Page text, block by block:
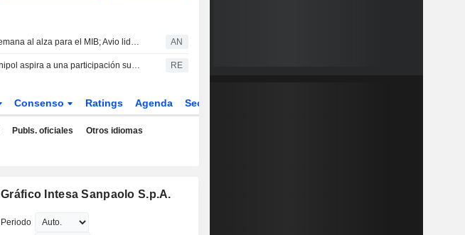
Semana al alza para el MIB; Avio lidera las ganancias mientras Stellantis retrocede AN
Unipol aspira a una participación superior al 30% en el futuro grupo bancario BPER-MPS RE
Consenso Ratings Agenda Sector
Publs. oficiales Otros idiomas
Gráfico Intesa Sanpaolo S.p.A.
Periodo